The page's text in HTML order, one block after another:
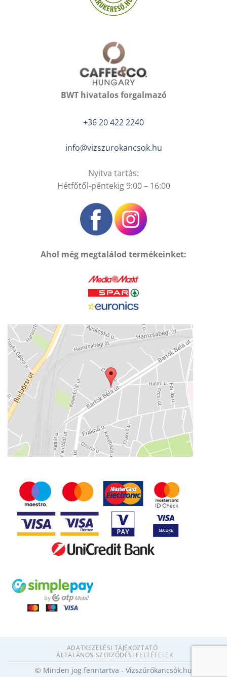
BWT hivatalos forgalmazó
+36 20 422 2240
info@vizszurokancsok.hu
Nyitva tartás:
Hétfőtől-péntekig 9:00 – 16:00
Ahol még megtalálod termékeinket:
ADATKEZELÉSI TÁJÉKOZTATÓ
ÁLTALÁNOS SZERZŐDÉSI FELTÉTELEK
© Minden jog fenntartva - Vízszűrőkancsók.hu